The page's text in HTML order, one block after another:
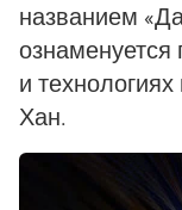
названием
и
Хан.